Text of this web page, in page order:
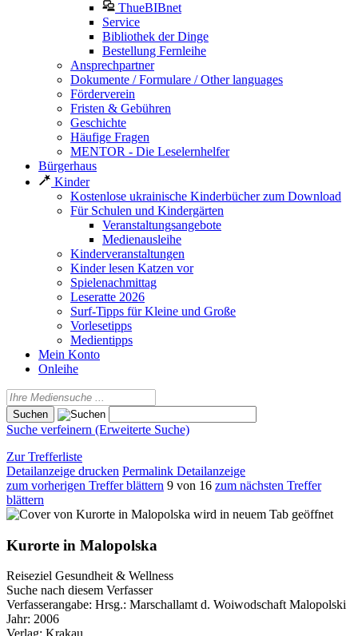
ThueBIBnet
Service
Bibliothek der Dinge
Bestellung Fernleihe
Ansprechpartner
Dokumente / Formulare / Other languages
Förderverein
Fristen & Gebühren
Geschichte
Häufige Fragen
MENTOR - Die Leselernhelfer
Bürgerhaus
Kinder
Kostenlose ukrainische Kinderbücher zum Download
Für Schulen und Kindergärten
Veranstaltungsangebote
Medienausleihe
Kinderveranstaltungen
Kinder lesen Katzen vor
Spielenachmittag
Leseratte 2026
Surf-Tipps für Kleine und Große
Vorlesetipps
Medientipps
Mein Konto
Onleihe
Suche verfeinern (Erweiterte Suche)
Zur Trefferliste
Detailanzeige drucken Permalink Detailanzeige
zum vorherigen Treffer blättern 9 von 16 zum nächsten Treffer
blättern
wird in neuem Tab geöffnet
Kurorte in Malopolska
Reiseziel Gesundheit & Wellness
Suche nach diesem Verfasser
Verfasserangabe: Hrsg.: Marschallamt d. Woiwodschaft Malopolski
Jahr: 2006